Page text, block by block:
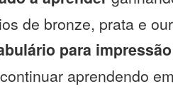
de bronze, prata e
para impressão
aprendendo